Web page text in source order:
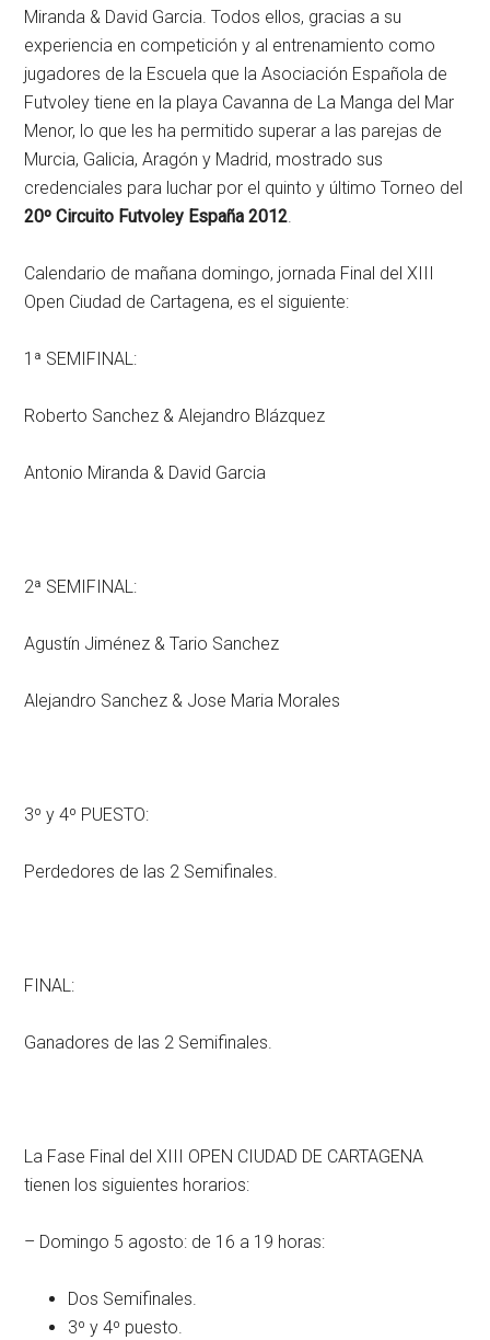
Miranda & David Garcia. Todos ellos, gracias a su
experiencia en competición y al entrenamiento como
jugadores de la Escuela que la Asociación Española de
Futvoley tiene en la playa Cavanna de La Manga del Mar
Menor, lo que les ha permitido superar a las parejas de
Murcia, Galicia, Aragón y Madrid, mostrado sus
credenciales para luchar por el quinto y último Torneo del
20º Circuito Futvoley España 2012.
Calendario de mañana domingo, jornada Final del XIII
Open Ciudad de Cartagena, es el siguiente:
1ª SEMIFINAL:
Roberto Sanchez & Alejandro Blázquez
Antonio Miranda & David Garcia
2ª SEMIFINAL:
Agustín Jiménez & Tario Sanchez
Alejandro Sanchez & Jose Maria Morales
3º y 4º PUESTO:
Perdedores de las 2 Semifinales.
FINAL:
Ganadores de las 2 Semifinales.
La Fase Final del XIII OPEN CIUDAD DE CARTAGENA
tienen los siguientes horarios:
– Domingo 5 agosto: de 16 a 19 horas:
Dos Semifinales.
3º y 4º puesto.